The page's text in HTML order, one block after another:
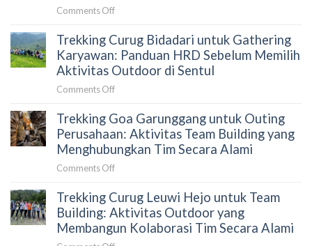
Comments Offon
Perusahaan
Sentul:
Paket,
Menyusun
Proposal
yang
Tepat
HRD
Trekking Curug Bidadari untuk Gathering
Karyawan: Panduan HRD Sebelum Memilih
Aktivitas Outdoor di Sentul
Comments Offon
Curug
Bidadari
untuk
Gathering
HRD
Sebelum
Memilih
Aktivitas
Trekking Goa Garunggang untuk Outing
Perusahaan: Aktivitas Team Building yang
Menghubungkan Tim Secara Alami
Comments Offon
Goa
Garunggang
untuk
Trekking Curug Leuwi Hejo untuk Team
Building: Aktivitas Outdoor yang
Membangun Kolaborasi Tim Secara Alami